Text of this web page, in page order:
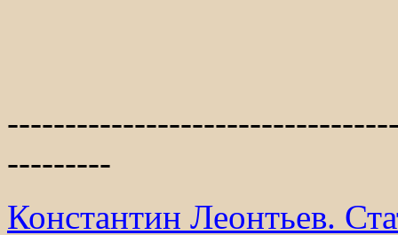
---------
Константин Леонтьев.